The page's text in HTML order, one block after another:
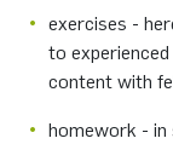
exercises -
to
content with
homework - in